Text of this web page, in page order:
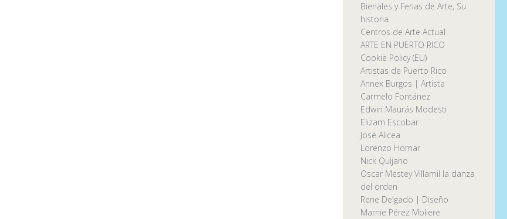
Bienales y Ferias de Arte, Su
historia
Centros de Arte Actual
ARTE EN PUERTO RICO
Cookie Policy (EU)
Artistas de Puerto Rico
Annex Burgos | Artista
Carmelo Fontánez
Edwin Maurás Modesti
Elizam Escobar
José Alicea
Lorenzo Homar
Nick Quijano
Oscar Mestey Villamil la danza
del orden
Rene Delgado | Diseño
Marnie Pérez Moliere